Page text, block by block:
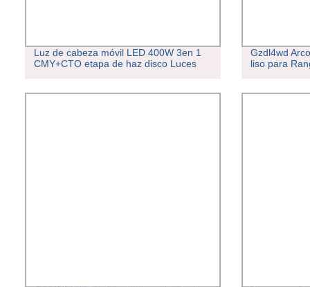
Luz de cabeza móvil LED 400W 3en 1
CMY+CTO etapa de haz disco Luces
Gzdl4wd
liso para